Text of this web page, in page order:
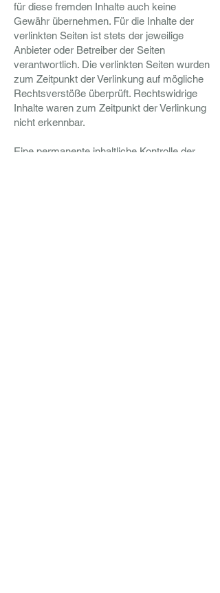
für diese fremden Inhalte auch keine
Gewähr übernehmen. Für die Inhalte der
verlinkten Seiten ist stets der jeweilige
Anbieter oder Betreiber der Seiten
verantwortlich. Die verlinkten Seiten wurden
zum Zeitpunkt der Verlinkung auf mögliche
Rechtsverstöße überprüft. Rechtswidrige
Inhalte waren zum Zeitpunkt der Verlinkung
nicht erkennbar.
Eine permanente inhaltliche Kontrolle der